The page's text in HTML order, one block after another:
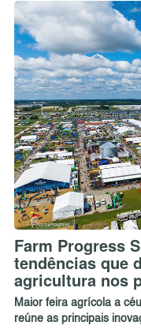
Farm Progress
tendências que
agricultura nos
Maior feira agrícola a
reúne as principais